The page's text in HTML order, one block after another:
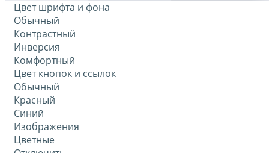
Цвет шрифта и фона
Обычный
Контрастный
Инверсия
Комфортный
Цвет кнопок и ссылок
Обычный
Красный
Синий
Изображения
Цветные